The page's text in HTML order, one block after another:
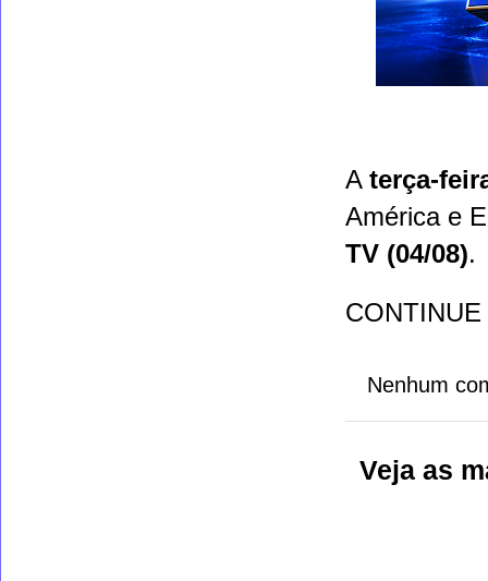
A terça-
América e
TV (04/08).
Nenhum
Veja as